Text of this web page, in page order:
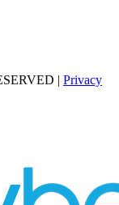
| Privacy